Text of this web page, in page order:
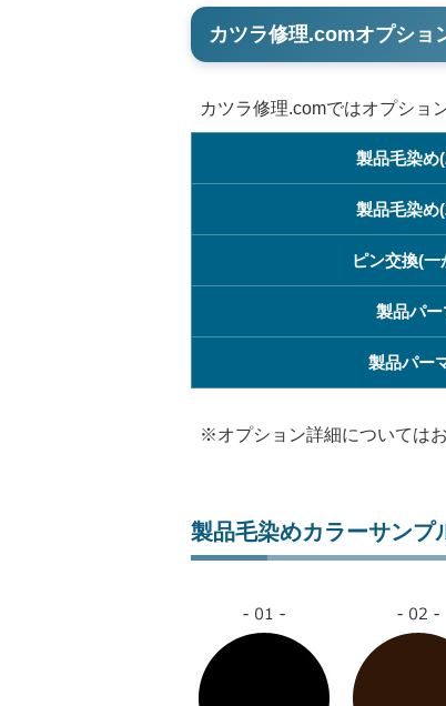
カツラ修理.comオプショ
カツラ修理.comではオプショ
製品毛染め
製品毛染め
ピン交換(
製品パ
製品パー
※オプション詳細については
製品毛染めカラーサンプ